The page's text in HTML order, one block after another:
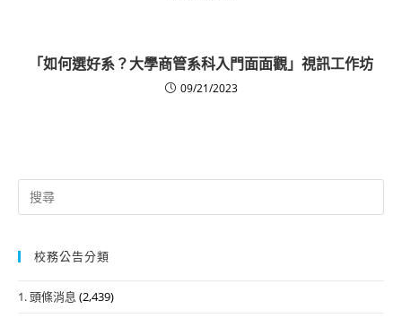
「如何選好系？大學商管系科入門面面觀」視訊工作坊
09/21/2023
Search
for:
校務公告分類
1. 頭條消息 (2,439)